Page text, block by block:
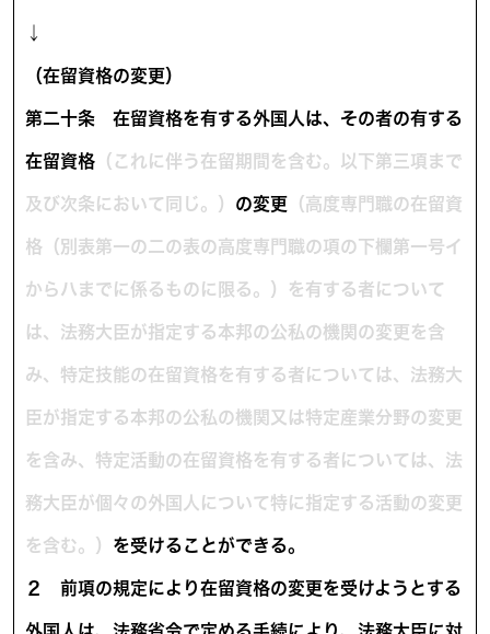
↓
（在留資格の変更）
第二十条 在留資格を有する外国人は、その者の有する
在留資格 （これに伴う在留期間を含む。以下第三項まで
及び次条において同じ。） の変更 （高度専門職の在留資
格（別表第一の二の表の高度専門職の項の下欄第一号イ
からハまでに係るものに限る。）を有する者について
は、法務大臣が指定する本邦の公私の機関の変更を含
み、特定技能の在留資格を有する者については、法務大
臣が指定する本邦の公私の機関又は特定産業分野の変更
を含み、特定活動の在留資格を有する者については、法
務大臣が個々の外国人について特に指定する活動の変更
を含む。） を受けることができる。
２ 前項の規定により在留資格の変更を受けようとする